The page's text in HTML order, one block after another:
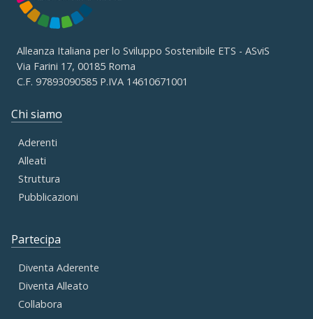
Alleanza Italiana per lo Sviluppo Sostenibile ETS - ASviS
Via Farini 17, 00185 Roma
C.F. 97893090585 P.IVA 14610671001
Chi siamo
Aderenti
Alleati
Struttura
Pubblicazioni
Partecipa
Diventa Aderente
Diventa Alleato
Collabora